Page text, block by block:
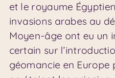
et le royaume
invasions arabes au
Moyen-âge ont eu un
certain sur
géomancie en Europe